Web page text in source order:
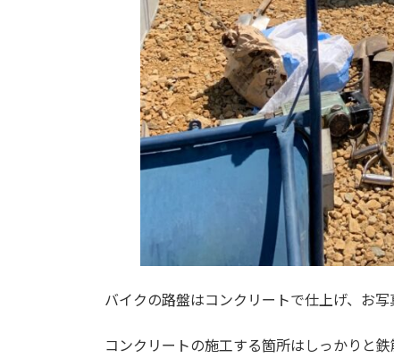
バイクの路盤はコンクリートで仕上げ、お写
コンクリートの施工する箇所はしっかりと鉄